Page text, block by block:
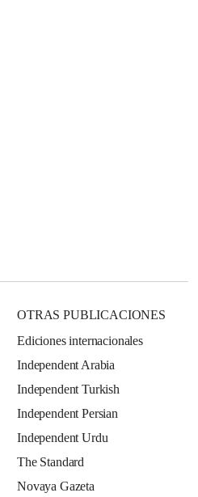
OTRAS PUBLICACIONES
Ediciones internacionales
Independent Arabia
Independent Turkish
Independent Persian
Independent Urdu
The Standard
Novaya Gazeta